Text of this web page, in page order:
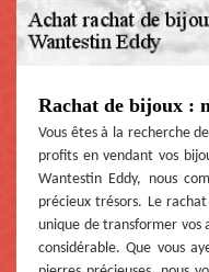
Rachat de bijoux :
Vous êtes à la recherche
profits en vendant vos
Wantestin Eddy, nous
précieux trésors. Le
unique de transformer vos
considérable. Que vous